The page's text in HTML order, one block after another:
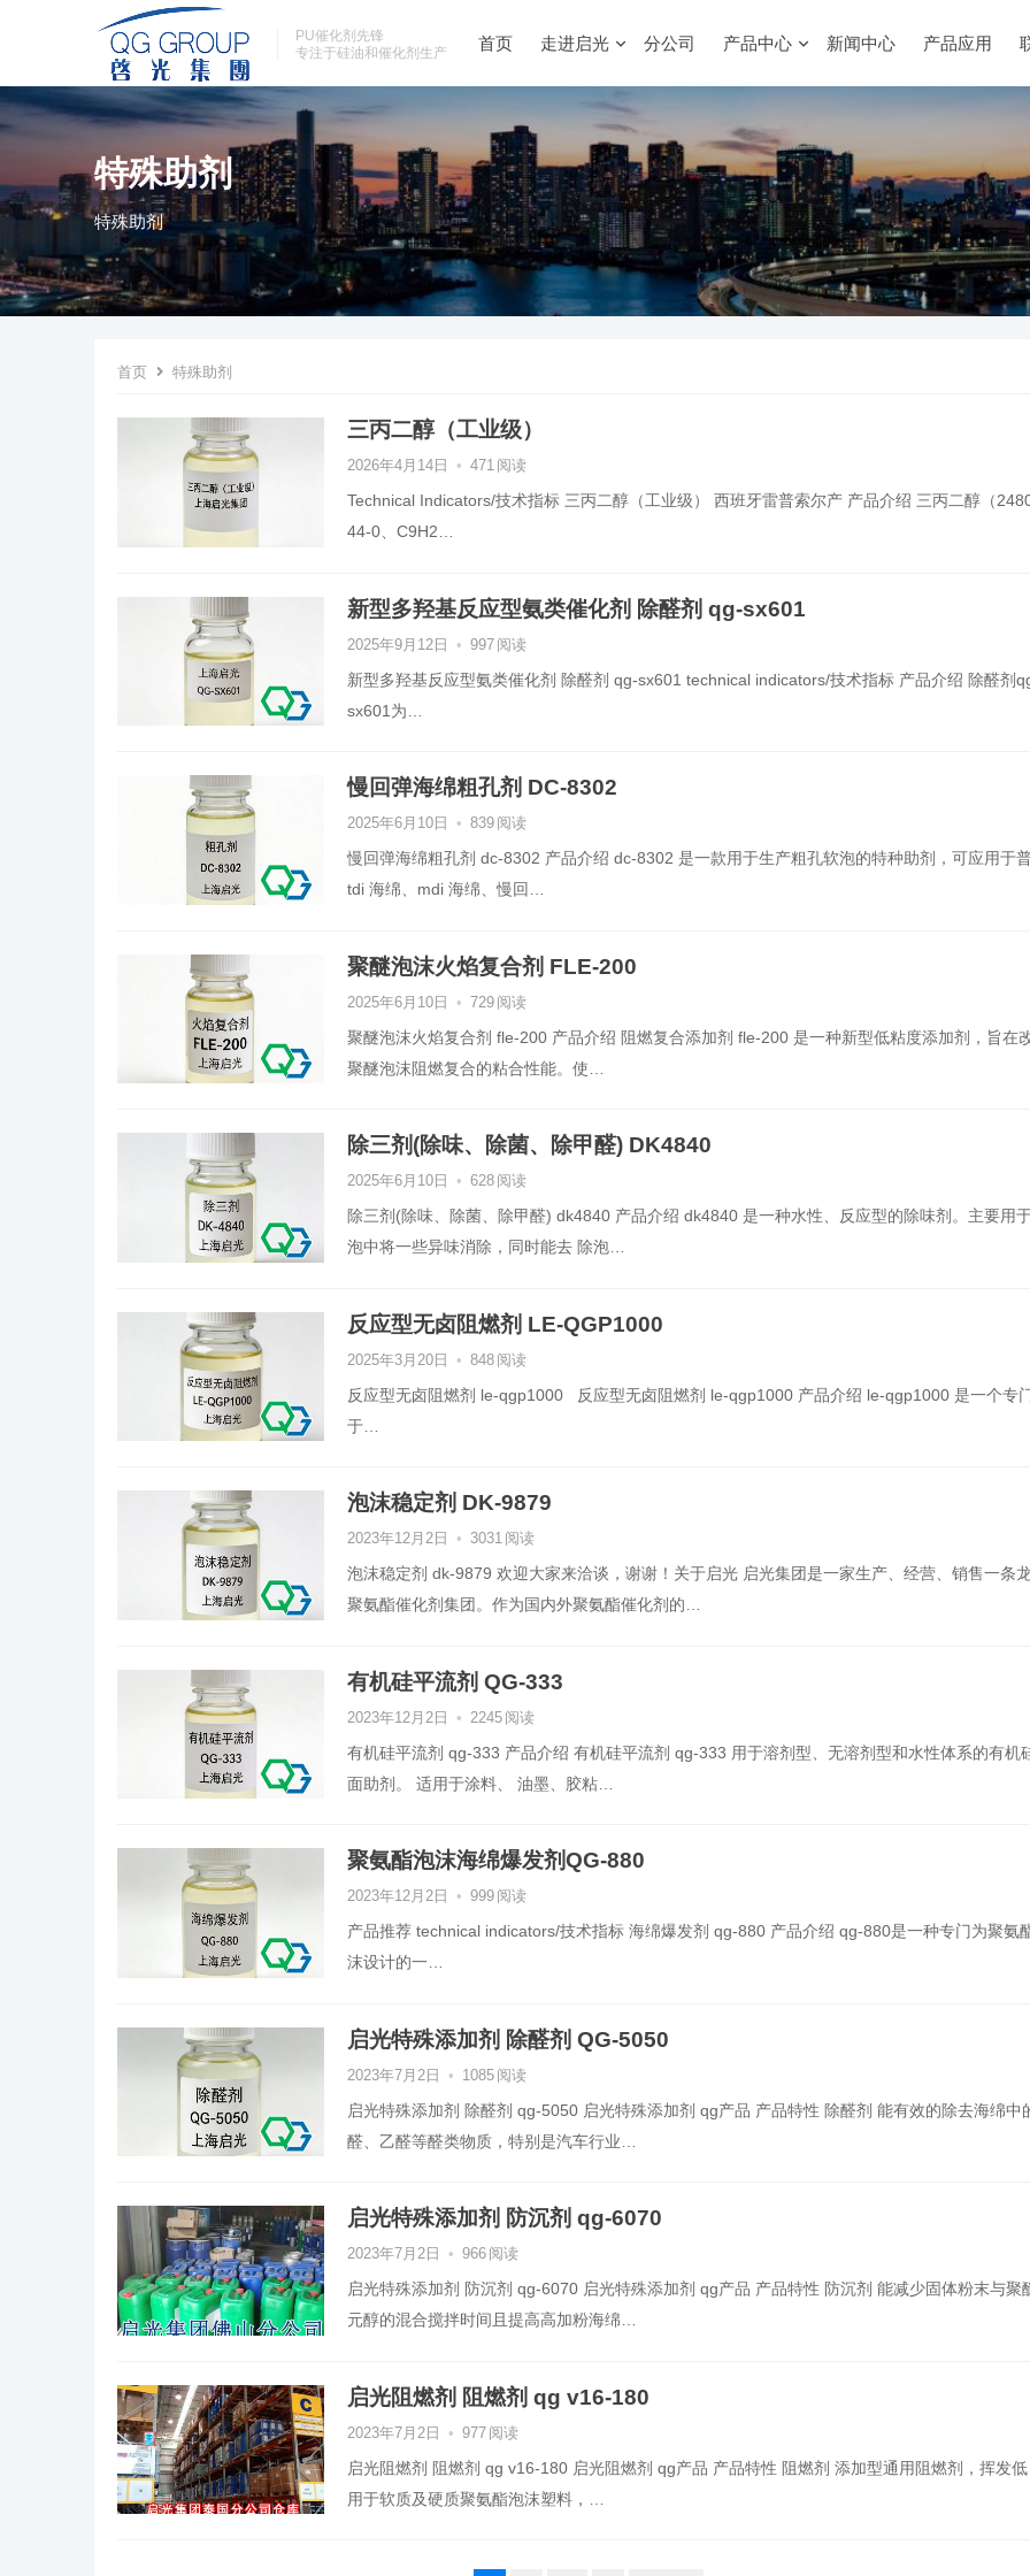
PU催化剂先锋
专注于硅油和催化剂生产
首页 走进启光 分公司 产品中心 新闻中心 产品应用
特殊助剂
特殊助剂
首页 特殊助剂
三丙二醇（工业级）
2026年4月14日 • 471 阅读
Technical Indicators/技术指标 三丙二醇（工业级） 西班牙雷普索尔产 产品介绍 三丙二醇（
44-0、C9H2…
新型多羟基反应型氨类催化剂 除醛剂 qg-sx601
2025年9月12日 • 997 阅读
新型多羟基反应型氨类催化剂 除醛剂 qg-sx601 technical indicators/技术指标 产品介绍 除醛剂
sx601为…
慢回弹海绵粗孔剂 DC-8302
2025年6月10日 • 839 阅读
慢回弹海绵粗孔剂 dc-8302 产品介绍 dc-8302 是一款用于生产粗孔软泡的特种助剂，可应用于
tdi 海绵、mdi 海绵、慢回…
聚醚泡沫火焰复合剂 FLE-200
2025年6月10日 • 729 阅读
聚醚泡沫火焰复合剂 fle-200 产品介绍 阻燃复合添加剂 fle-200 是一种新型低粘度添加剂，旨在
聚醚泡沫阻燃复合的粘合性能。使…
除三剂(除味、除菌、除甲醛) DK4840
2025年6月10日 • 628 阅读
除三剂(除味、除菌、除甲醛) dk4840 产品介绍 dk4840 是一种水性、反应型的除味剂。主要用
泡中将一些异味消除，同时能去 除泡…
反应型无卤阻燃剂 LE-QGP1000
2025年3月20日 • 848 阅读
反应型无卤阻燃剂 le-qgp1000 反应型无卤阻燃剂 le-qgp1000 产品介绍 le-qgp1000 是一个专
于…
泡沫稳定剂 DK-9879
2023年12月2日 • 3031 阅读
泡沫稳定剂 dk-9879 欢迎大家来洽谈，谢谢！关于启光 启光集团是一家生产、经营、销售一条
聚氨酯催化剂集团。作为国内外聚氨酯催化剂的…
有机硅平流剂 QG-333
2023年12月2日 • 2245 阅读
有机硅平流剂 qg-333 产品介绍 有机硅平流剂 qg-333 用于溶剂型、无溶剂型和水性体系的有机
面助剂。 适用于涂料、 油墨、胶粘…
聚氨酯泡沫海绵爆发剂QG-880
2023年12月2日 • 999 阅读
产品推荐 technical indicators/技术指标 海绵爆发剂 qg-880 产品介绍 qg-880是一种专门为聚氨
沫设计的一…
启光特殊添加剂 除醛剂 QG-5050
2023年7月2日 • 1085 阅读
启光特殊添加剂 除醛剂 qg-5050 启光特殊添加剂 qg产品 产品特性 除醛剂 能有效的除去海绵中
醛、乙醛等醛类物质，特别是汽车行业…
启光特殊添加剂 防沉剂 qg-6070
2023年7月2日 • 966 阅读
启光特殊添加剂 防沉剂 qg-6070 启光特殊添加剂 qg产品 产品特性 防沉剂 能减少固体粉末与聚
元醇的混合搅拌时间且提高高加粉海绵…
启光阻燃剂 阻燃剂 qg v16-180
2023年7月2日 • 977 阅读
启光阻燃剂 阻燃剂 qg v16-180 启光阻燃剂 qg产品 产品特性 阻燃剂 添加型通用阻燃剂，挥发
用于软质及硬质聚氨酯泡沫塑料，…